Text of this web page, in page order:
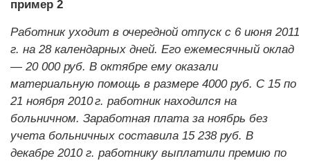
пример 2
Работник уходит в очередной отпуск с 6 июня 2011
г. на 28 календарных дней. Его ежемесячный оклад
— 20 000 руб. В октябре ему оказали
материальную помощь в размере 4000 руб. С 15 по
21 ноября 2010 г. работник находился на
больничном. Заработная плата за ноябрь без
учета больничных составила 15 238 руб. В
декабре 2010 г. работнику выплатили премию по